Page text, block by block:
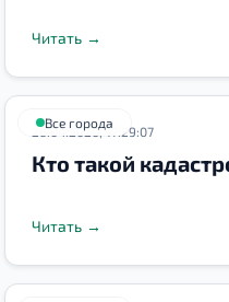
Читать →
Все города
26.04.2020, 17:29:07
Кто такой
Читать →